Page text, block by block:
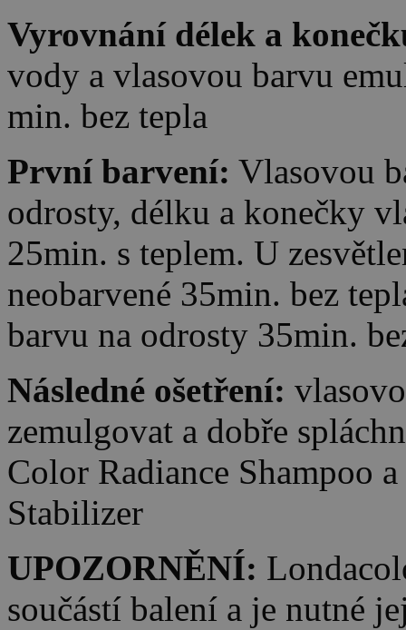
Vyrovnání délek a
vody a vlasovou barvu
min. bez tepla
První barvení: Vlasovou
odrosty, délku a konečky
25min. s teplem. U
neobarvené 35min. bez
barvu na odrosty 35min.
Následné ošetření:
zemulgovat a dobře
Color Radiance Shampoo
Stabilizer
UPOZORNĚNÍ:
součástí balení a je nutné